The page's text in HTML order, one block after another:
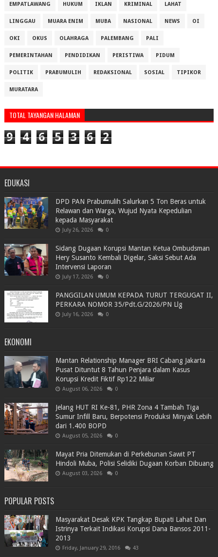
EMPATLAWANG HUKUM IKLAN KRIMINAL LAHAT
LINGGAU MUARA ENIM MUBA NASIONAL NEWS OI
OKI OKUS OLAHRAGA PALEMBANG PALI
PEMERINTAHAN PENDIDIKAN PERISTIWA PIDUM
POLITIK PRABUMULIH REDAKSIONAL SOSIAL TIPIKOR
MURATARA
TOTAL TAYANGAN HALAMAN
9 4 6 5 3 6 2
EDUKASI
DPD PAN Prabumulih Salurkan 5 Ton Beras untuk
Relawan dan Warga, Wujud Nyata Kepedulian
kepada Masyarakat
July 26, 2026 0
Sidang Dugaan Korupsi Mantan Ketua Ombudsman
Hery Susanto Kembali Digelar, Saksi Sebut Ada
Intervensi Laporan
July 17, 2026 0
PANGGILAN UMUM KEPADA TURUT TERGUGAT II,
PERKARA NOMOR 35/Pdt.G/2026/PN Llg
July 16, 2026 0
EKONOMI
Mantan Relationship Manager BRI Cabang Jakarta
Pusat Dituntut 8 Tahun Penjara dalam Kasus
Korupsi Kredit Fiktif Rp122 Miliar
August 06, 2026 0
Jelang HUT RI Ke-81, PHR Zona 4 Tambah Tiga
Sumur Infill Baru, Berpotensi Produksi Minyak Lebih
dari 1.400 BOPD
August 05, 2026 0
Mayat Pria Ditemukan di Perkebunan Sawit PT
Hindoli Muba, Polisi Selidiki Dugaan Korban Dibuang
August 03, 2026 0
POPULAR POSTS
Masyarakat Desak KPK Tangkap Bupati Lahat Dan
Istrinya Terkait Indikasi Korupsi Dana Bansos 2011-
2013
Friday, January 29, 2016 43